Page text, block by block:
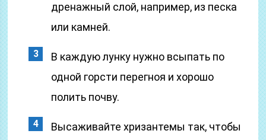
дренажный слой, например, из песка
или камней.
В каждую лунку нужно всыпать по
одной горсти перегноя и хорошо
полить почву.
Высаживайте хризантемы так, чтобы